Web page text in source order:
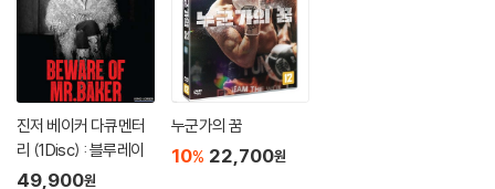
진저 베이커 다큐멘터
리 (1Disc) : 블루레이
49,900원
누군가의 꿈
10% 22,700원